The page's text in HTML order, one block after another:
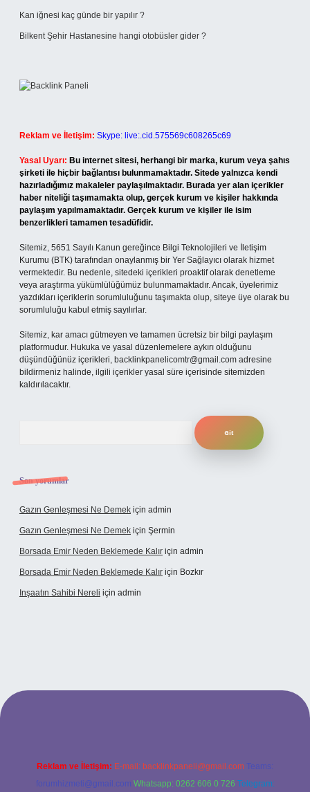
Kan iğnesi kaç günde bir yapılır ?
Bilkent Şehir Hastanesine hangi otobüsler gider ?
Reklam ve İletişim: Skype: live:.cid.575569c608265c69
Yasal Uyarı: Bu internet sitesi, herhangi bir marka, kurum veya şahıs
şirketi ile hiçbir bağlantısı bulunmamaktadır. Sitede yalnızca kendi
hazırladığımız makaleler paylaşılmaktadır. Burada yer alan içerikler
haber niteliği taşımamakta olup, gerçek kurum ve kişiler hakkında
paylaşım yapılmamaktadır. Gerçek kurum ve kişiler ile isim
benzerlikleri tamamen tesadüfidir.
Sitemiz, 5651 Sayılı Kanun gereğince Bilgi Teknolojileri ve İletişim
Kurumu (BTK) tarafından onaylanmış bir Yer Sağlayıcı olarak hizmet
vermektedir. Bu nedenle, sitedeki içerikleri proaktif olarak denetleme
veya araştırma yükümlülüğümüz bulunmamaktadır. Ancak, üyelerimiz
yazdıkları içeriklerin sorumluluğunu taşımakta olup, siteye üye olarak bu
sorumluluğu kabul etmiş sayılırlar.
Sitemiz, kar amacı gütmeyen ve tamamen ücretsiz bir bilgi paylaşım
platformudur. Hukuka ve yasal düzenlemelere aykırı olduğunu
düşündüğünüz içerikleri, backlinkpanelicomtr@gmail.com adresine
bildirmeniz halinde, ilgili içerikler yasal süre içerisinde sitemizden
kaldırılacaktır.
Son yorumlar
Gazın Genleşmesi Ne Demek için admin
Gazın Genleşmesi Ne Demek için Şermin
Borsada Emir Neden Beklemede Kalır için admin
Borsada Emir Neden Beklemede Kalır için Bozkır
Inşaatın Sahibi Nereli için admin
Reklam ve İletişim: E-mail: backlinkpaneli@gmail.com Teams:
forumhizmeti@gmail.com Whatsapp: 0262 606 0 726 Telegram: